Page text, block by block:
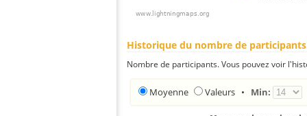
Historique du nombre de participants
Nombre de participants. Vous pouvez voir
Moyenne Valeurs • Min: